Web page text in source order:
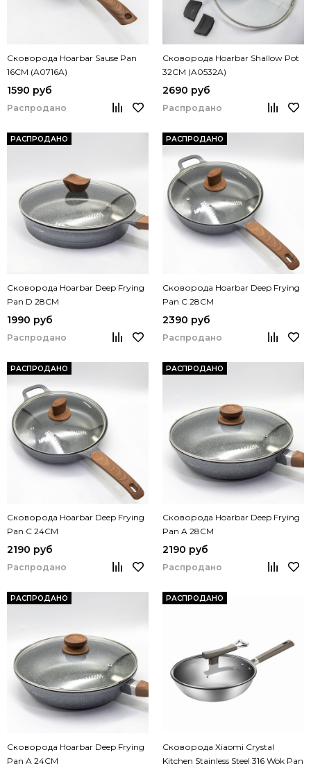
Сковорода Hoarbar Sause Pan
16CM (A0716A)
1590 руб
Распродано
Сковорода Hoarbar Shallow Pot
32CM (A0532A)
2690 руб
Распродано
РАСПРОДАНО
Сковорода Hoarbar Deep Frying
Pan D 28CM
1990 руб
Распродано
РАСПРОДАНО
Сковорода Hoarbar Deep Frying
Pan C 28CM
2390 руб
Распродано
РАСПРОДАНО
Сковорода Hoarbar Deep Frying
Pan C 24CM
2190 руб
Распродано
РАСПРОДАНО
Сковорода Hoarbar Deep Frying
Pan A 28CM
2190 руб
Распродано
РАСПРОДАНО
Сковорода Hoarbar Deep Frying
Pan A 24CM
РАСПРОДАНО
Сковорода Xiaomi Crystal
Kitchen Stainless Steel 316 Wok Pan